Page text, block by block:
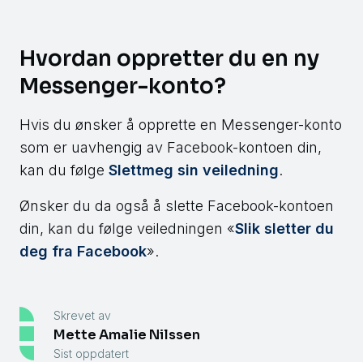
Hvordan oppretter du en ny
Messenger-konto?
Hvis du ønsker å opprette en Messenger-konto
som er uavhengig av Facebook-kontoen din,
kan du følge Slettmeg sin veiledning.
Ønsker du da også å slette Facebook-kontoen
din, kan du følge veiledningen «Slik sletter du
deg fra Facebook».
Skrevet av
Mette Amalie Nilssen
Sist oppdatert